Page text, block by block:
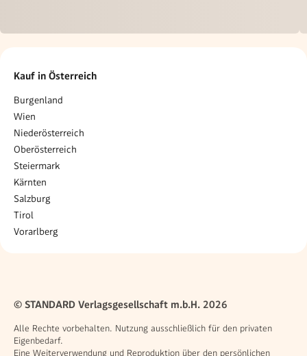
Kauf in Österreich
Burgenland
Wien
Niederösterreich
Oberösterreich
Steiermark
Kärnten
Salzburg
Tirol
Vorarlberg
© STANDARD Verlagsgesellschaft m.b.H. 2026
Alle Rechte vorbehalten. Nutzung ausschließlich für den privaten
Eigenbedarf.
Eine Weiterverwendung und Reproduktion über den persönlichen